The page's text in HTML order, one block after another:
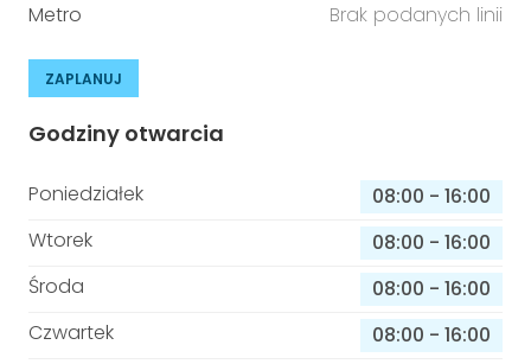
Metro
Brak podanych linii
ZAPLANUJ
Godziny otwarcia
Poniedziałek 08:00 - 16:00
Wtorek
08:00 - 16:00
Środa
08:00 - 16:00
Czwartek
08:00 - 16:00